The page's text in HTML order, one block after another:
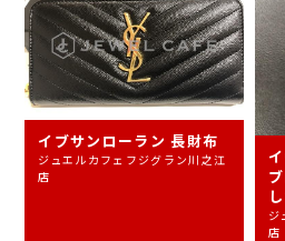
イブサンローラン 長財布
ジュエルカフェフジグラン川之江
店
ジ
店